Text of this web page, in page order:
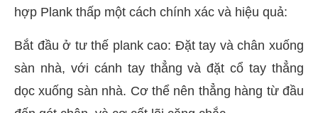
hợp Plank thấp một cách chính xác và hiệu quả:
Bắt đầu ở tư thế plank cao: Đặt tay và chân xuống
sàn nhà, với cánh tay thẳng và đặt cổ tay thẳng
dọc xuống sàn nhà. Cơ thể nên thẳng hàng từ đầu